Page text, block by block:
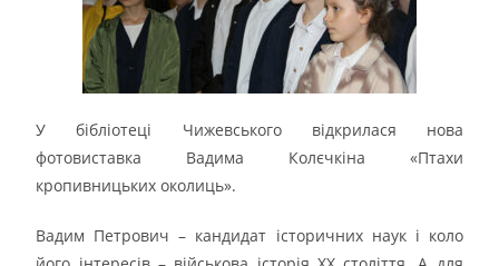
У бібліотеці Чижевського відкрилася нова
фотовиставка Вадима Колєчкіна «Птахи
кропивницьких околиць».
Вадим Петрович – кандидат історичних наук і коло